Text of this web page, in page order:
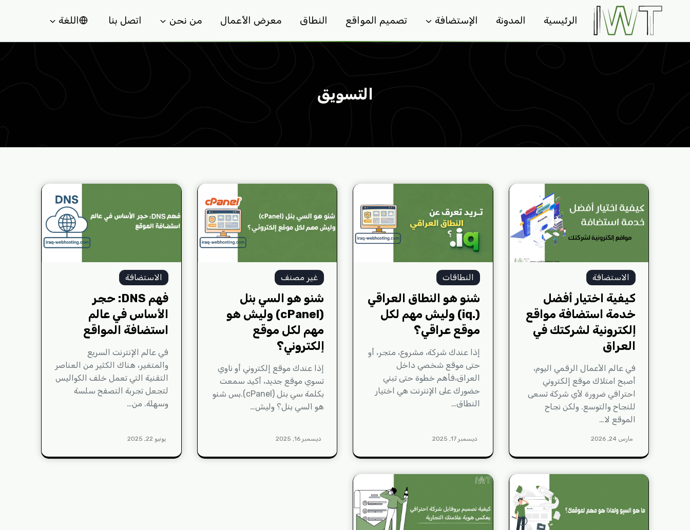
الرئيسية المدونة الإستضافة تصميم المواقع النطاق معرض الأعمال من نحن اتصل بنا اللغة
التسويق
الاستضافة
كيفية اختيار أفضل
خدمة استضافة مواقع
إلكترونية لشركتك في
العراق
في عالم الأعمال الرقمي اليوم،
أصبح امتلاك موقع إلكتروني
احترافي ضرورة لأي شركة تسعى
للنجاح والتوسع. ولكن نجاح
الموقع لا…
مارس 24, 2026
النطاقات
شنو هو النطاق العراقي
(.iq) وليش مهم لكل
موقع عراقي؟
إذا عندك شركة، مشروع، متجر، أو
حتى موقع شخصي داخل
العراق،فأهم خطوة حتى تبني
حضورك على الإنترنت هي اختيار
النطاق…
ديسمبر 17, 2025
غير مصنف
شنو هو السي بنل
(cPanel) وليش هو
مهم لكل موقع
إلكتروني؟
إذا عندك موقع إلكتروني أو ناوي
تسوي موقع جديد، أكيد سمعت
بكلمة سي بنل (cPanel).بس شنو
هو السي بنل؟ وليش…
ديسمبر 16, 2025
الاستضافة
فهم DNS: حجر
الأساس في عالم
استضافة المواقع
في عالم الإنترنت السريع
والمتغير، هناك الكثير من العناصر
التقنية التي تعمل خلف الكواليس
لتجعل تجربة التصفح سلسة
وسهلة. من…
يونيو 22, 2025